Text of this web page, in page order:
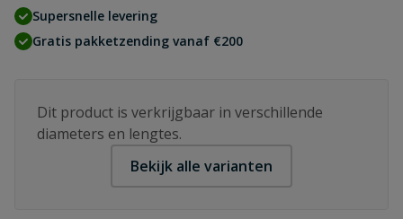
Supersnelle levering
Gratis pakketzending vanaf €200
Dit product is verkrijgbaar in verschillende
diameters en lengtes.
Bekijk alle varianten